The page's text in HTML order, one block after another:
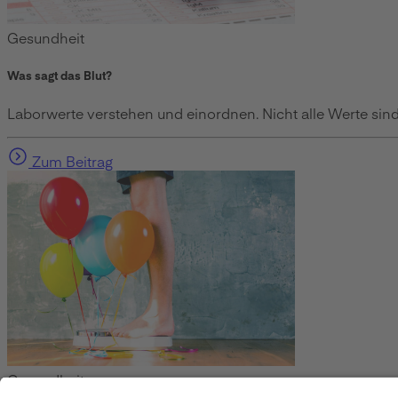
Gesundheit
Was sagt das Blut?
Laborwerte verstehen und einordnen. Nicht alle Werte
Zum Beitrag
Gesundheit